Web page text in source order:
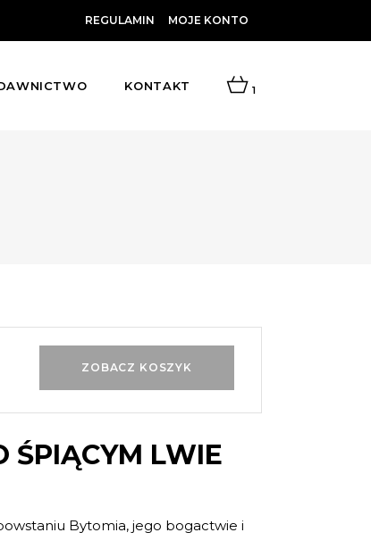
REGULAMIN MOJE KONTO
KONTAKT 1
ZOBACZ KOSZYK
ŚPIĄCYM LWIE
Bytomia, jego bogactwie i